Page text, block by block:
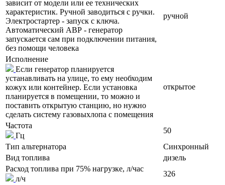
зависит от модели или ее технических
характеристик. Ручной заводиться с ручки.
Электростартер - запуск с ключа.
Автоматический АВР - генератор
запускается сам при подключении питания,
без помощи человека
ручной
Исполнение
Если генератор планируется
устанавливать на улице, то ему необходим
кожух или контейнер. Если установка
планируется в помещении, то можно и
поставить открытую станцию, но нужно
сделать систему газовыхлопа с помещения
открытое
Частота
Гц
50
Тип альтернатора
Синхронный
Вид топлива
дизель
Расход топлива при 75% нагрузке, л/час
л/ч
326